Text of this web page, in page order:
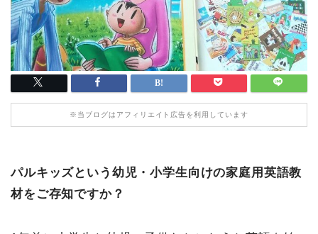
※当ブログはアフィリエイト広告を利用しています
パルキッズという幼児・小学生向けの家庭用英語教
材をご存知ですか？